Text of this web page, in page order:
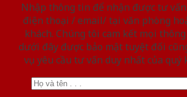
Nhập thông tin để nhận được tư
điện thoại / email/ tại văn phòng
khách. Chúng tôi cam kết mọi
dưới đây được bảo mật tuyệt đối
vụ yêu cầu tư vấn duy nhất của quý